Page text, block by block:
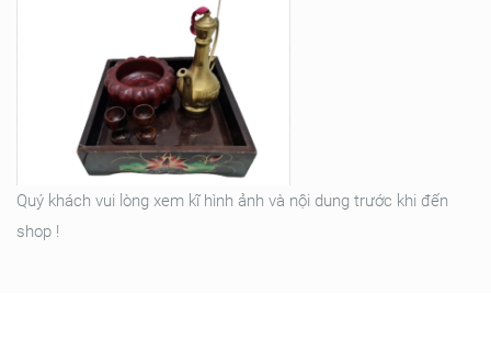
Quý khách vui lòng xem kĩ hình ảnh và nội dung trước khi đến
shop !